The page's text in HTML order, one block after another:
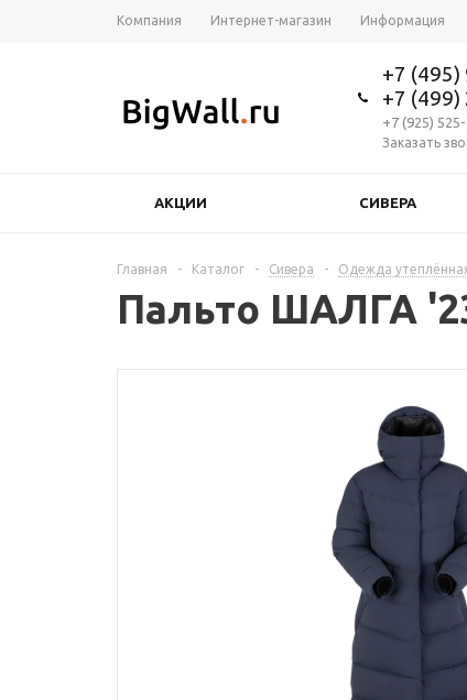
Компания Интернет-магазин Информация
+7
+7
+7 (925)
Заказать
АКЦИИ СИВЕРА
Главная - Каталог - Сивера - Одежда
Пальто ШАЛГА